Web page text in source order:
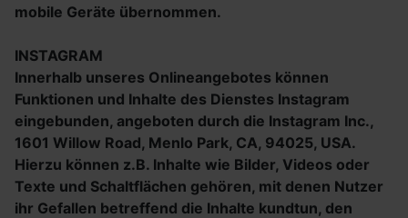
mobile Geräte übernommen.
INSTAGRAM
Innerhalb unseres Onlineangebotes können
Funktionen und Inhalte des Dienstes Instagram
eingebunden, angeboten durch die Instagram Inc.,
1601 Willow Road, Menlo Park, CA, 94025, USA.
Hierzu können z.B. Inhalte wie Bilder, Videos oder
Texte und Schaltflächen gehören, mit denen Nutzer
ihr Gefallen betreffend die Inhalte kundtun, den